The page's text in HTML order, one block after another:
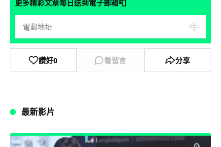
更多精彩文章每日送到電子郵箱📮
讚好0 看留言 分享
最新影片